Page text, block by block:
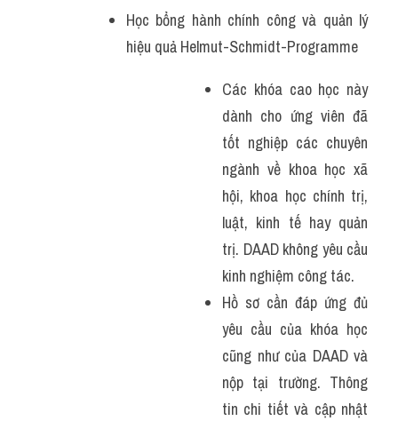
Học bổng hành chính công và quản lý
hiệu quả Helmut-Schmidt-Programme
Các khóa cao học này
dành cho ứng viên đã
tốt nghiệp các chuyên
ngành về khoa học xã
hội, khoa học chính trị,
luật, kinh tế hay quản
trị. DAAD không yêu cầu
kinh nghiệm công tác.
Hồ sơ cần đáp ứng đủ
yêu cầu của khóa học
cũng như của DAAD và
nộp tại trường. Thông
tin chi tiết và cập nhật